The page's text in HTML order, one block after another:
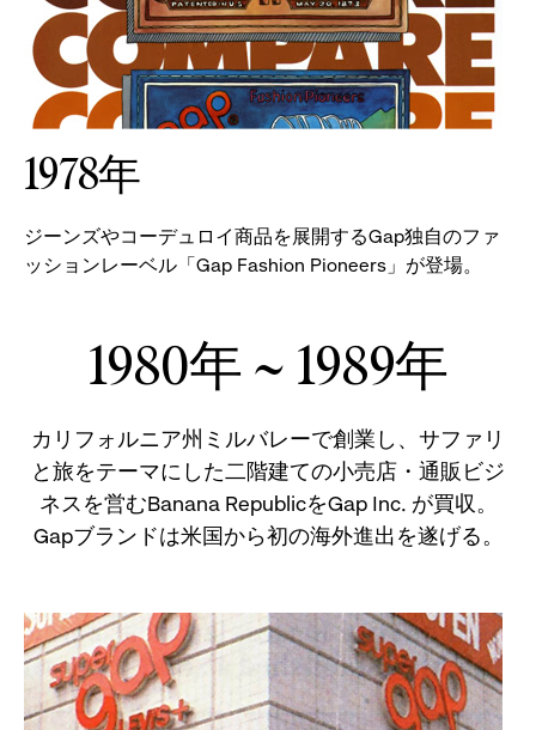
1978年
ジーンズやコーデュロイ商品を展開するGap独自のファ
ッションレーベル「Gap Fashion Pioneers」が登場。
1980年 ~ 1989年
カリフォルニア州ミルバレーで創業し、サファリ
と旅をテーマにした二階建ての小売店・通販ビジ
ネスを営むBanana RepublicをGap Inc. が買収。
Gapブランドは米国から初の海外進出を遂げる。